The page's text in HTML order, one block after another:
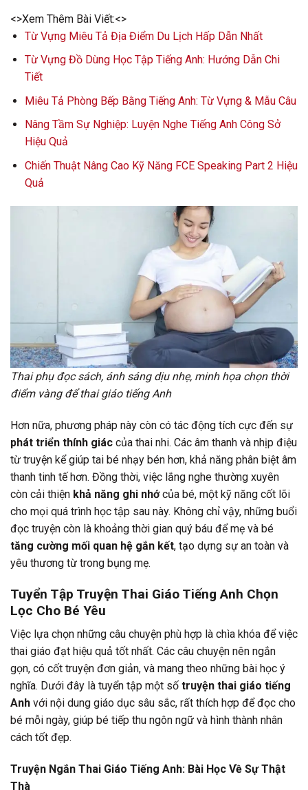
<>Xem Thêm Bài Viết:<>
Từ Vựng Miêu Tả Địa Điểm Du Lịch Hấp Dẫn Nhất
Từ Vựng Đồ Dùng Học Tập Tiếng Anh: Hướng Dẫn Chi
Tiết
Miêu Tả Phòng Bếp Bằng Tiếng Anh: Từ Vựng & Mẫu Câu
Nâng Tầm Sự Nghiệp: Luyện Nghe Tiếng Anh Công Sở
Hiệu Quả
Chiến Thuật Nâng Cao Kỹ Năng FCE Speaking Part 2 Hiệu
Quả
Thai phụ đọc sách, ánh sáng dịu nhẹ, minh họa chọn thời
điểm vàng để thai giáo tiếng Anh
Hơn nữa, phương pháp này còn có tác động tích cực đến sự
phát triển thính giác của thai nhi. Các âm thanh và nhịp điệu
từ truyện kể giúp tai bé nhạy bén hơn, khả năng phân biệt âm
thanh tinh tế hơn. Đồng thời, việc lắng nghe thường xuyên
còn cải thiện khả năng ghi nhớcủa bé, một kỹ năng cốt lõi
cho mọi quá trình học tập sau này. Không chỉ vậy, những buổi
đọc truyện còn là khoảng thời gian quý báu để mẹ và bé
tăng cường mối quan hệ gắn kết, tạo dựng sự an toàn và
yêu thương từ trong bụng mẹ.
Tuyển Tập Truyện Thai Giáo Tiếng Anh Chọn
Lọc Cho Bé Yêu
Việc lựa chọn những câu chuyện phù hợp là chìa khóa để việc
thai giáo đạt hiệu quả tốt nhất. Các câu chuyện nên ngắn
gọn, có cốt truyện đơn giản, và mang theo những bài học ý
nghĩa. Dưới đây là tuyển tập một số truyện thai giáo tiếng
Anh với nội dung giáo dục sâu sắc, rất thích hợp để đọc cho
bé mỗi ngày, giúp bé tiếp thu ngôn ngữ và hình thành nhân
cách tốt đẹp.
Truyện Ngắn Thai Giáo Tiếng Anh: Bài Học Về Sự Thật
Thà